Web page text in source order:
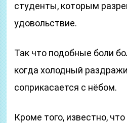
студенты, которым
удовольствие.
Так что подобные боли
когда холодный
соприкасается с нёбом.
Кроме того, известно,